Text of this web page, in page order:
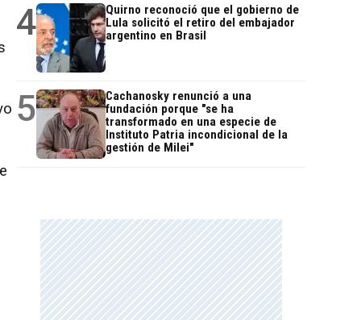
4
Quirno reconoció que el gobierno de
Lula solicitó el retiro del embajador
argentino en Brasil
5
Cachanosky renunció a una
fundación porque "se ha
transformado en una especie de
Instituto Patria incondicional de la
gestión de Milei"